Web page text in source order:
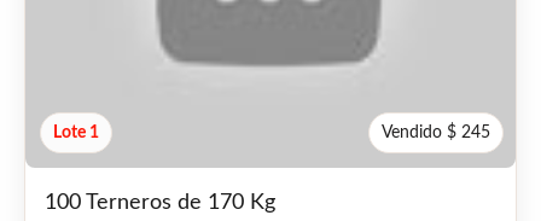
Lote 1 Vendido $ 245
100 Terneros de 170 Kg